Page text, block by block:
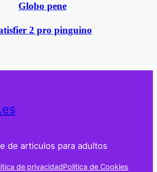
Globo pene
2 pro pinguino
de articulos para adultos
de privacidadPolítica de Cookies